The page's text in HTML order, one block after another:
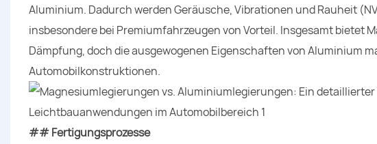
Aluminium. Dadurch werden Geräusche, Vibrationen und Rauheit
insbesondere bei Premiumfahrzeugen von Vorteil. Insgesamt bietet
Dämpfung, doch die ausgewogenen Eigenschaften von Aluminium
Automobilkonstruktionen.
## Fertigungsprozesse